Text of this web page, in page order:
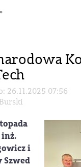
»
26.11.2025 07:56
i
Szwed